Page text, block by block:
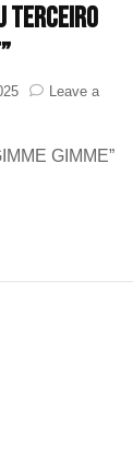
terceiro
Leave a
GIMME”